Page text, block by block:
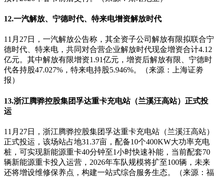
12.一汽解放、宁德时代、特来电增资解放时代
11月27日，一汽解放公告称，其全资子公司解放有限拟联合宁
德时代、特来电，共同对合营企业解放时代现金增资合计4.12
亿元。其中解放有限增资1.91亿元，增资后解放有限、宁德时
代各持股47.027%，特来电持股5.946%。（来源：上海证劵
报）
13.浙江腾骅控股集团孚达重卡充电站（兰溪汪高站）正式投
运
11月27日，浙江腾骅控股集团孚达重卡充电站（兰溪汪高站）
正式投运，该场站占地31.37亩，配备10个400KW大功率充电
桩，可实现新能源重卡40分钟至1小时快速补能，当前配套70
辆新能源重卡投入运营，2026年车队规模将扩至100辆，未来
还将增设维修保养点，构建一站式综合服务生态。（来源：福